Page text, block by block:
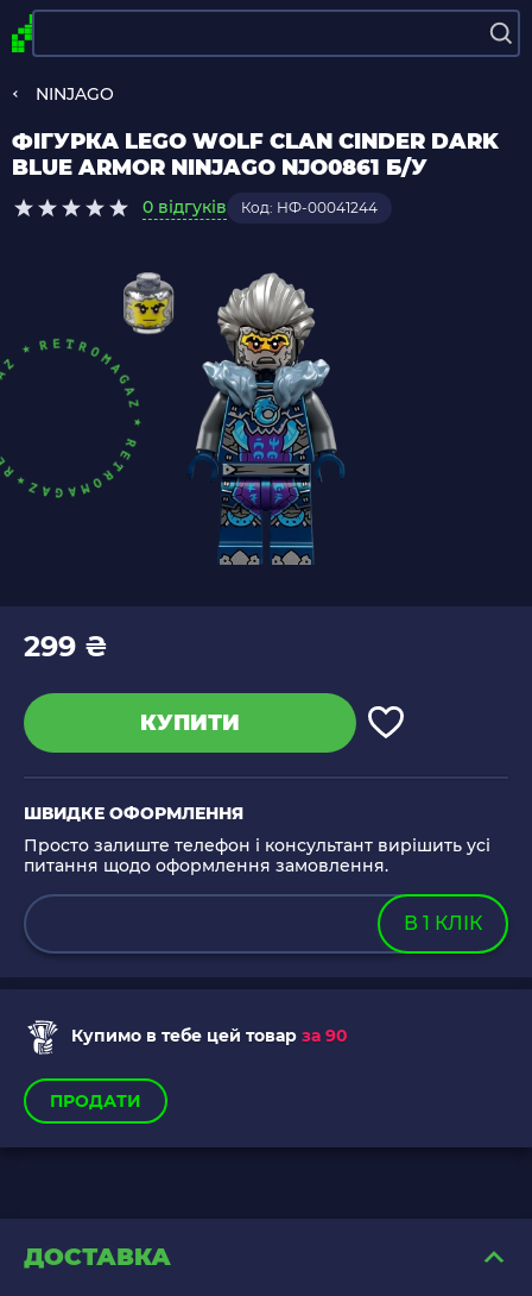
NINJAGO
ФІГУРКА LEGO WOLF CLAN CINDER DARK
BLUE ARMOR NINJAGO NJO0861 Б/У
0 відгуків Код: НФ-00041244
299 ₴
КУПИТИ
ШВИДКЕ ОФОРМЛЕННЯ
Просто залиште телефон і консультант вирішить усі
питання щодо оформлення замовлення.
В 1 КЛІК
Купимо в тебе цей товар за 90
ПРОДАТИ
ДОСТАВКА